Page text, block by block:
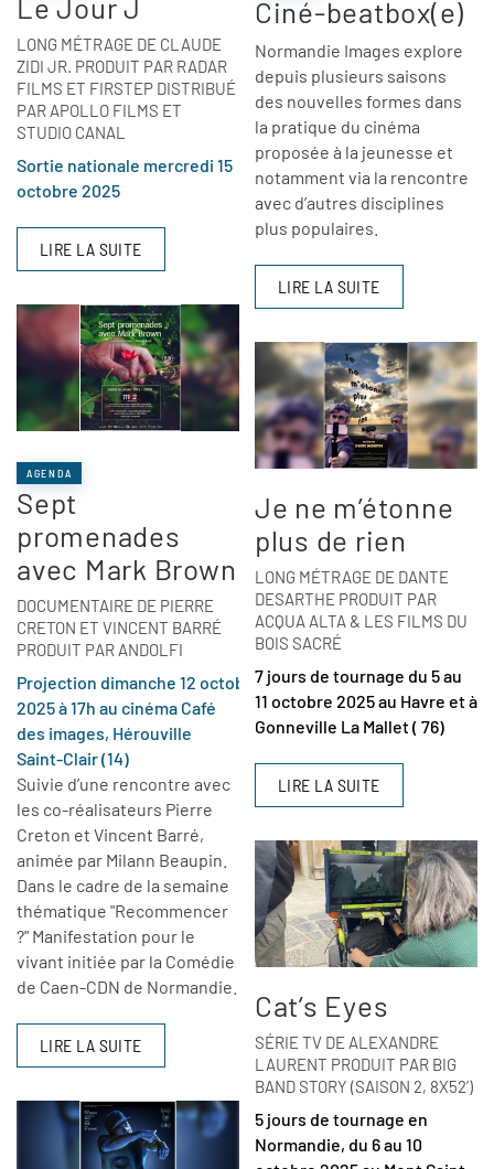
Le Jour J
LONG MÉTRAGE DE CLAUDE
ZIDI JR. PRODUIT PAR RADAR
FILMS ET FIRSTEP DISTRIBUÉ
PAR APOLLO FILMS ET
STUDIO CANAL
Sortie nationale mercredi 15
octobre 2025
LIRE LA SUITE
AGENDA
Sept
promenades
avec Mark Brown
DOCUMENTAIRE DE PIERRE
CRETON ET VINCENT BARRÉ
PRODUIT PAR ANDOLFI
Projection dimanche 12 octobre
2025 à 17h au cinéma Café
des images, Hérouville
Saint-Clair (14)
Suivie d’une rencontre avec
les co-réalisateurs Pierre
Creton et Vincent Barré,
animée par Milann Beaupin.
Dans le cadre de la semaine
thématique "Recommencer
?" Manifestation pour le
vivant initiée par la Comédie
de Caen-CDN de Normandie.
LIRE LA SUITE
Ciné-beatbox(e)
Normandie Images explore
depuis plusieurs saisons
des nouvelles formes dans
la pratique du cinéma
proposée à la jeunesse et
notamment via la rencontre
avec d’autres disciplines
plus populaires.
LIRE LA SUITE
Je ne m’étonne
plus de rien
LONG MÉTRAGE DE DANTE
DESARTHE PRODUIT PAR
ACQUA ALTA & LES FILMS DU
BOIS SACRÉ
7 jours de tournage du 5 au
11 octobre 2025 au Havre et à
Gonneville La Mallet ( 76)
LIRE LA SUITE
Cat’s Eyes
SÉRIE TV DE ALEXANDRE
LAURENT PRODUIT PAR BIG
BAND STORY (SAISON 2, 8X52’)
5 jours de tournage en
Normandie, du 6 au 10